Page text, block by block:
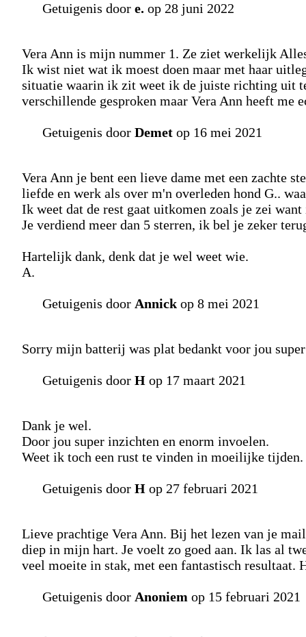
Getuigenis door e. op 28 juni 2022
Vera Ann is mijn nummer 1. Ze ziet werkelijk
Ik wist niet wat ik moest doen maar met haar
situatie waarin ik zit weet ik de juiste richting uit
verschillende gesproken maar Vera Ann heeft me
Getuigenis door Demet op 16 mei 2021
Vera Ann je bent een lieve dame met een zachte
liefde en werk als over m'n overleden hond G..
Ik weet dat de rest gaat uitkomen zoals je zei
Je verdiend meer dan 5 sterren, ik bel je zeker
Hartelijk dank, denk dat je wel weet wie.
A.
Getuigenis door Annick op 8 mei 2021
Sorry mijn batterij was plat bedankt voor jou
Getuigenis door H op 17 maart 2021
Dank je wel.
Door jou super inzichten en enorm invoelen.
Weet ik toch een rust te vinden in moeilijke tijden.
Getuigenis door H op 27 februari 2021
Lieve prachtige Vera Ann. Bij het lezen van je
diep in mijn hart. Je voelt zo goed aan. Ik las al
veel moeite in stak, met een fantastisch resultaat.
Getuigenis door Anoniem op 15 februari 2021